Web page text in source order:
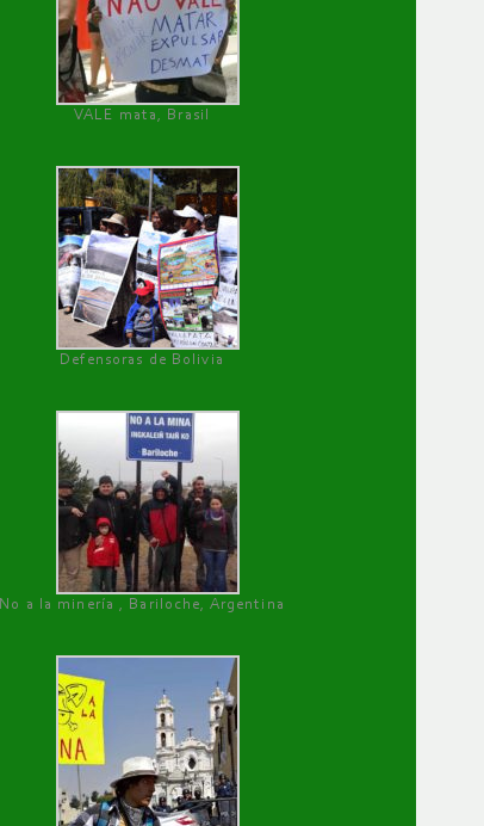
VALE mata, Brasil
Defensoras de Bolivia
No a la minería , Bariloche, Argentina